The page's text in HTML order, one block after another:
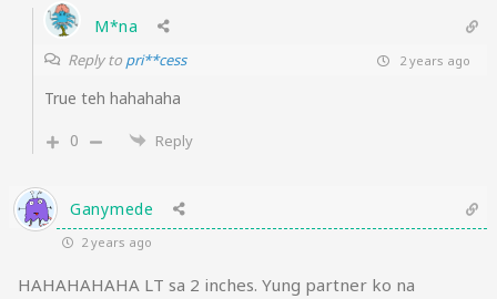
M*na
Reply to pri**cess 2 years ago
True teh hahahaha
0
Reply
Ganymede
2 years ago
HAHAHAHAHA LT sa 2 inches. Yung partner ko na